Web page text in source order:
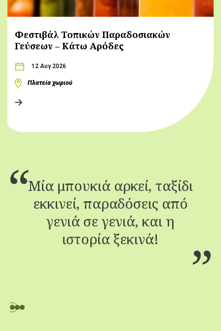
Φεστιβάλ Τοπικών Παραδοσιακών
Γεύσεων – Κάτω Αρόδες
12 Αυγ 2026
Πλατεία χωριού
Μία μπουκιά αρκεί, ταξίδι
εκκινεί, παραδόσεις από
γενιά σε γενιά, και η
ιστορία ξεκινά!